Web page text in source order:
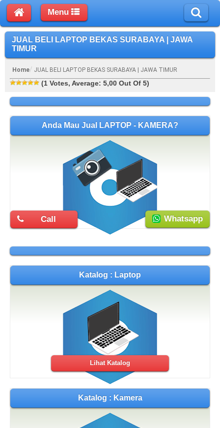
Menu
JUAL BELI LAPTOP BEKAS SURABAYA | JAWA
TIMUR
Home JUAL BELI LAPTOP BEKAS SURABAYA | JAWA TIMUR
(1 Votes, Average: 5,00 Out Of 5)
Anda Mau Jual LAPTOP - KAMERA?
Call Whatsapp
Katalog : Laptop
Lihat Katalog
Katalog : Kamera